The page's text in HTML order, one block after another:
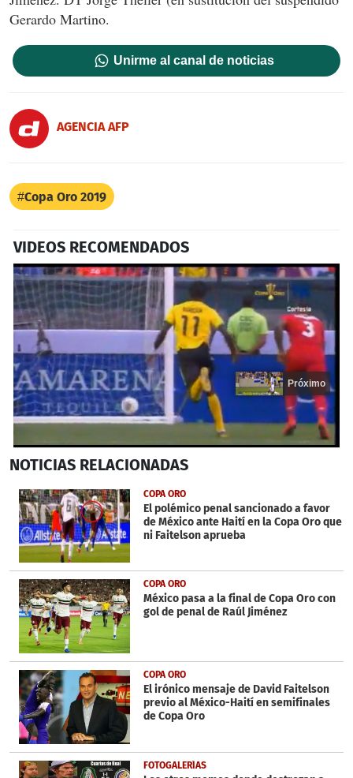
Gerardo Martino.
Unirme al canal de noticias
AGENCIA AFP
Copa Oro 2019
VIDEOS RECOMENDADOS
seconds
16
seconds
Próximo
NOTICIAS RELACIONADAS
COPA ORO
El polémico penal sancionado a favor
de México ante Haití en la Copa Oro que
ni Faitelson aprueba
COPA ORO
México pasa a la final de Copa Oro con
gol de penal de Raúl Jiménez
COPA ORO
El irónico mensaje de David Faitelson
previo al México-Haití en semifinales
de Copa Oro
FOTOGALERÍAS